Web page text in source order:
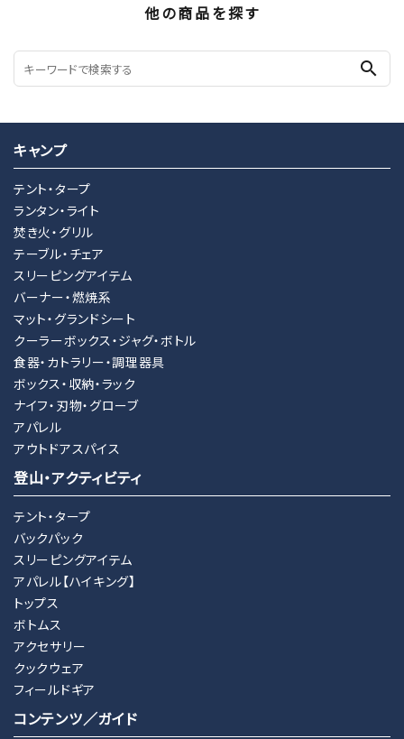
他の商品を探す
search
キャンプ
テント・タープ
ランタン・ライト
焚き火・グリル
テーブル・チェア
スリーピングアイテム
バーナー・燃焼系
マット・グランドシート
クーラーボックス・ジャグ・ボトル
食器・カトラリー・調理器具
ボックス・収納・ラック
ナイフ・刃物・グローブ
アパレル
アウトドアスパイス
登山・アクティビティ
テント・タープ
バックパック
スリーピングアイテム
アパレル【ハイキング】
トップス
ボトムス
アクセサリー
クックウェア
フィールドギア
コンテンツ／ガイド